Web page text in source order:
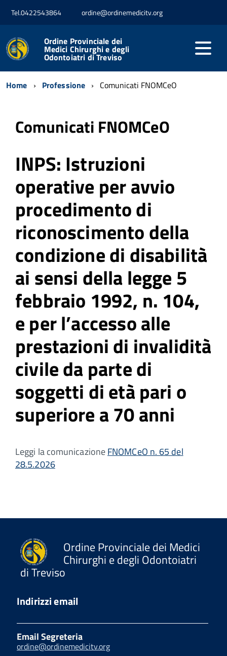
Tel.0422543864 ordine@ordinemedicitv.org
Ordine Provinciale dei
Medici Chirurghi e degli
Odontoiatri di Treviso
Home Professione Comunicati FNOMCeO
Comunicati FNOMCeO
INPS: Istruzioni
operative per avvio
procedimento di
riconoscimento della
condizione di disabilità
ai sensi della legge 5
febbraio 1992, n. 104,
e per l’accesso alle
prestazioni di invalidità
civile da parte di
soggetti di età pari o
superiore a 70 anni
Leggi la comunicazioneFNOMCeO n. 65 del
28.5.2026
Ordine Provinciale dei Medici
Chirurghi e degli Odontoiatri
di Treviso
Indirizzi email
Email Segreteria
ordine@ordinemedicitv.org